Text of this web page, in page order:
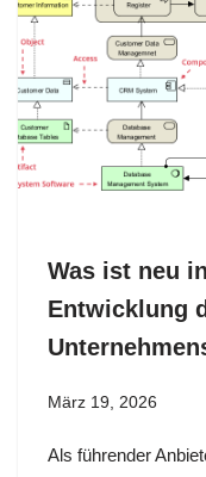
Was ist neu
Entwicklung
März 19, 2026
Als führender